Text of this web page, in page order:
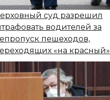
суд разрешил
водителей за
пешеходов,
«на красный»